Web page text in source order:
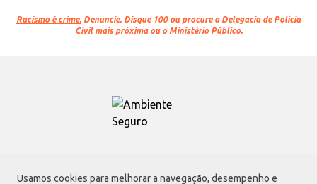
Usamos cookies para melhorar a navegação, desempenho e
Racismo é crime. Denuncie. Disque 100 ou procure a Delegacia de Polícia
Civil mais próxima ou o Ministério Público.
Atacadão S.A.